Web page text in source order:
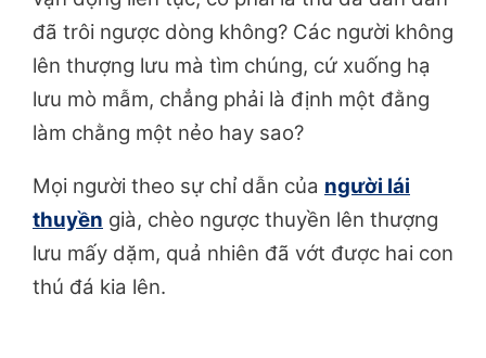
đã trôi ngược dòng không? Các người không
lên thượng lưu mà tìm chúng, cứ xuống hạ
lưu mò mẫm, chẳng phải là định một đằng
làm chằng một nẻo hay sao?
Mọi người theo sự chỉ dẫn của người lái
thuyền già, chèo ngược thuyền lên thượng
lưu mấy dặm, quả nhiên đã vớt được hai con
thú đá kia lên.